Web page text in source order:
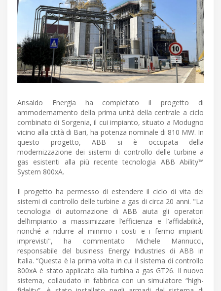
Ansaldo Energia ha completato il progetto di
ammodernamento della prima unità della centrale a ciclo
combinato di Sorgenia, il cui impianto, situato a Modugno
vicino alla città di Bari, ha potenza nominale di 810 MW. In
questo progetto, ABB si è occupata della
modernizzazione dei sistemi di controllo delle turbine a
gas esistenti alla più recente tecnologia ABB Ability™
System 800xA.
Il progetto ha permesso di estendere il ciclo di vita dei
sistemi di controllo delle turbine a gas di circa 20 anni. "La
tecnologia di automazione di ABB aiuta gli operatori
dell’impianto a massimizzare l’efficienza e l’affidabilità,
nonché a ridurre al minimo i costi e i fermo impianti
imprevisti", ha commentato Michele Mannucci,
responsabile del business Energy Industries di ABB in
Italia. “Questa è la prima volta in cui il sistema di controllo
800xA è stato applicato alla turbina a gas GT26. Il nuovo
sistema, collaudato in fabbrica con un simulatore “high-